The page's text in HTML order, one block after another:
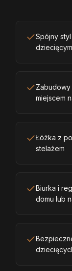
Spójny
dziecięcym
miejscem
Łóżka z
stelażem
Biurka i
domu lub